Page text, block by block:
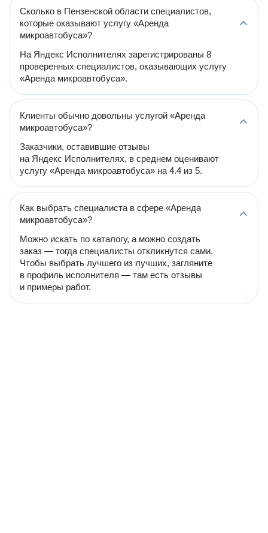
Сколько в Пензенской области специалистов,
которые оказывают услугу «Аренда
микроавтобуса»?
На Яндекс Исполнителях зарегистрированы 8
проверенных специалистов, оказывающих услугу
«Аренда микроавтобуса».
Клиенты обычно довольны услугой «Аренда
микроавтобуса»?
Заказчики, оставившие отзывы
на Яндекс Исполнителях, в среднем оценивают
услугу «Аренда микроавтобуса» на 4.4 из 5.
Как выбрать специалиста в сфере «Аренда
микроавтобуса»?
Можно искать по каталогу, а можно создать
заказ — тогда специалисты откликнутся сами.
Чтобы выбрать лучшего из лучших, загляните
в профиль исполнителя — там есть отзывы
и примеры работ.